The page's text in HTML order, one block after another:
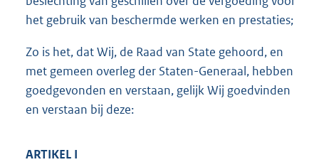
het gebruik van beschermde werken en prestaties;
Zo is het, dat Wij, de Raad van State gehoord, en
met gemeen overleg der Staten-Generaal, hebben
goedgevonden en verstaan, gelijk Wij goedvinden
en verstaan bij deze:
ARTIKEL I